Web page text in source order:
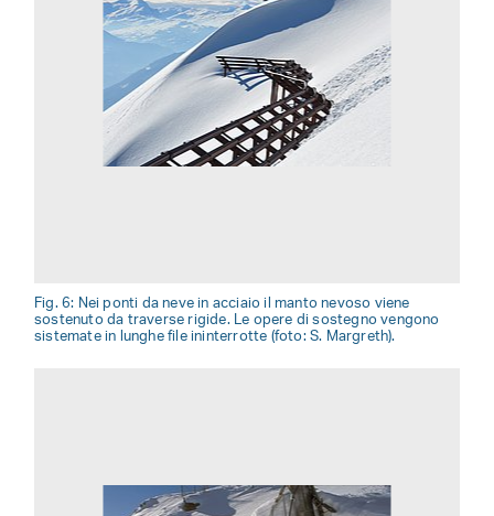
Fig. 6: Nei ponti da neve in acciaio il manto nevoso viene
sostenuto da traverse rigide. Le opere di sostegno vengono
sistemate in lunghe file ininterrotte (foto: S. Margreth).